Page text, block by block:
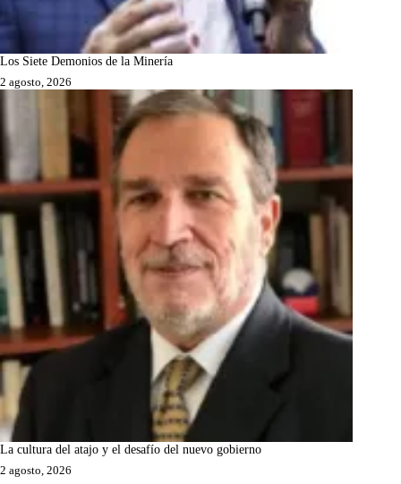
Los Siete Demonios de la Minería
2 agosto, 2026
La cultura del atajo y el desafío del nuevo gobierno
2 agosto, 2026